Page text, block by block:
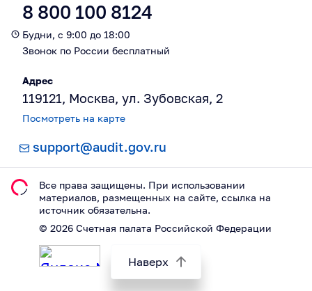
8 800 100 8124
Будни, с 9:00 до 18:00
Звонок по России бесплатный
Адрес
119121, Москва, ул. Зубовская, 2
Посмотреть на карте
support@audit.gov.ru
Все права защищены. При использовании
материалов, размещeнных на сайте, ссылка на
источник обязательна.
© 2026 Счетная палата Российской Федерации
Наверх